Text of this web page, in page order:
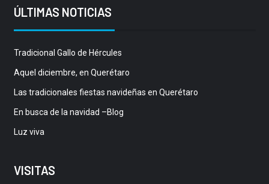
ÚLTIMAS NOTICIAS
Tradicional Gallo de Hércules
Aquel diciembre, en Querétaro
Las tradicionales fiestas navideñas en Querétaro
En busca de la navidad –Blog
Luz viva
VISITAS